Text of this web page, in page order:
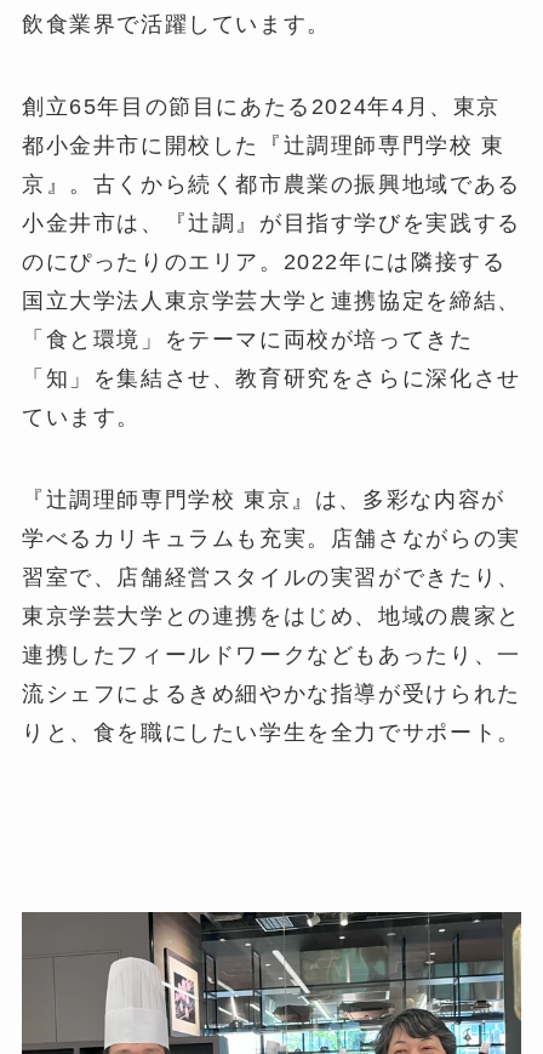
飲食業界で活躍しています。
創立65年目の節目にあたる2024年4月、東京
都小金井市に開校した『辻調理師専門学校 東
京』。古くから続く都市農業の振興地域である
小金井市は、『辻調』が目指す学びを実践する
のにぴったりのエリア。2022年には隣接する
国立大学法人東京学芸大学と連携協定を締結、
「食と環境」をテーマに両校が培ってきた
「知」を集結させ、教育研究をさらに深化させ
ています。
『辻調理師専門学校 東京』は、多彩な内容が
学べるカリキュラムも充実。店舗さながらの実
習室で、店舗経営スタイルの実習ができたり、
東京学芸大学との連携をはじめ、地域の農家と
連携したフィールドワークなどもあったり、一
流シェフによるきめ細やかな指導が受けられた
りと、食を職にしたい学生を全力でサポート。